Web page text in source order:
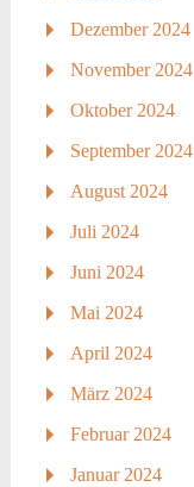
Dezember 2024
November 2024
Oktober 2024
September 2024
August 2024
Juli 2024
Juni 2024
Mai 2024
April 2024
März 2024
Februar 2024
Januar 2024